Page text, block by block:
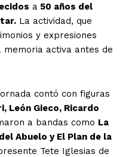
a 50 años del
La actividad, que
y expresiones
activa antes de
contó con figuras
León Gieco, Ricardo
a bandas como La
Abuelo y El Plan de la
Tete Iglesias de